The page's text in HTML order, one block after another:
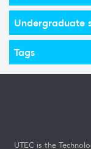
Undergraduate
Tags
UTEC is the